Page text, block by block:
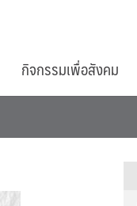
กิจกรรมเพื่อสังคม